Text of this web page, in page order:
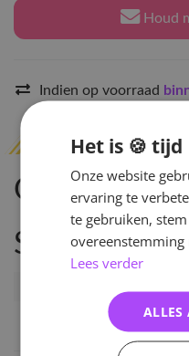
Houd
Indien op voorraad
Specificaties
EAN nummer
Het is 🍪 tijd
Onze website
ervaring te
te gebruiken,
overeenstemming
Lees verder
ALLES